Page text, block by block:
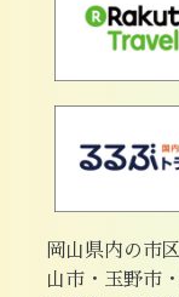
岡山県内の市
山市・玉野市